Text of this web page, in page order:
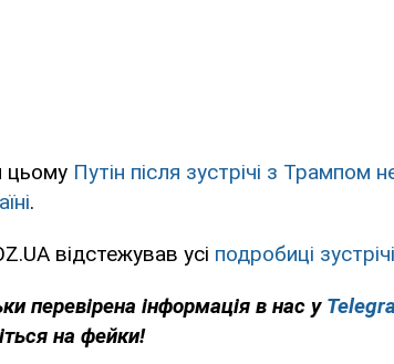
цьому Путін після зустрічі з Трампом
.
відстежував усі подробиці
перевірена інформація в нас у
на фейки!